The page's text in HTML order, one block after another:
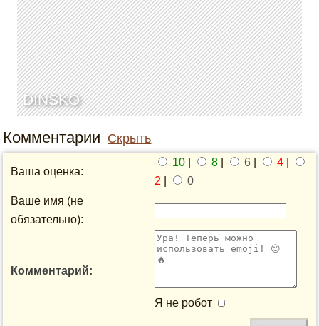
DINSKO
Комментарии Скрыть
Ваша оценка:
10 8 6 4
2
0
Ваше имя (не
обязательно):
Комментарий:
Я не робот